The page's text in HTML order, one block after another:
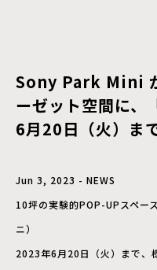
Sony Park Mini
ーゼット空間に、
6月20日（火）ま
Jun 3, 2023 - NEWS
10坪の実験的POP-UPスペー
ニ）
2023年6月20日（火）まで、